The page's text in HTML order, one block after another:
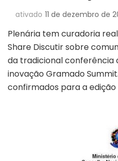
ativado 11 de dezembro de
Plenária tem curadoria
Share Discutir sobre
da tradicional conferência
inovação Gramado
confirmados para a edição